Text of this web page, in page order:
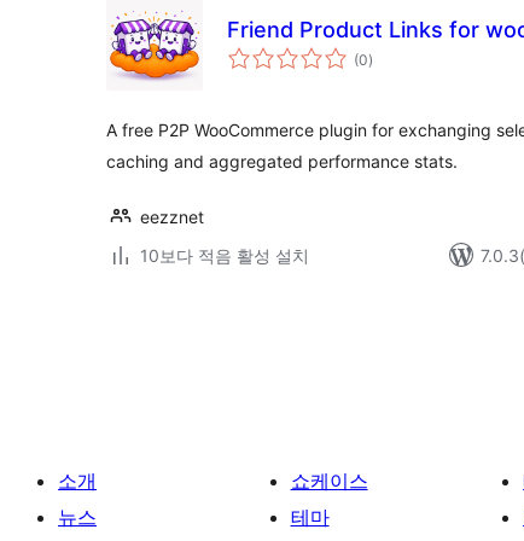
Friend Product Links for
(0전
체)
A free P2P WooCommerce plugin for exchanging
caching and aggregated performance stats.
eezznet
10보다 적음 활성 설치
소개
뉴스
쇼케이스
테마